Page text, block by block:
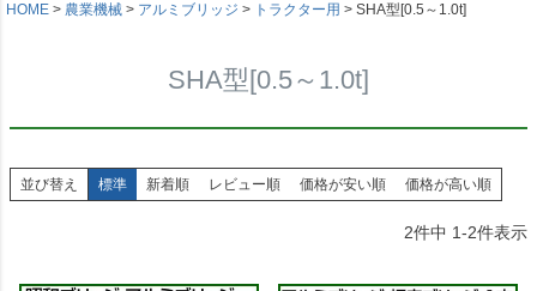
HOME 農業機械 アルミブリッジ トラクター用 SHA型[0.5～1.0t]
SHA型[0.5～1.0t]
並び替え 標準 新着順 レビュー順 価格が安い順 価格が高い順
2件中 1-2件表示